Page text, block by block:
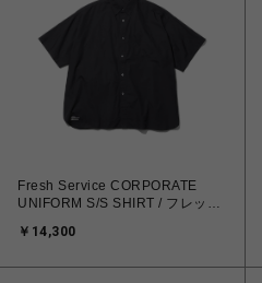
Fresh Service CORPORATE
UNIFORM S/S SHIRT / フレッシ
ォーム S/S シャツ
￥14,300